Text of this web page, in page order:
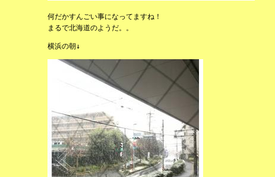
何だかすんごい事になってますね！
まるで北海道のようだ。。
横浜の朝↓